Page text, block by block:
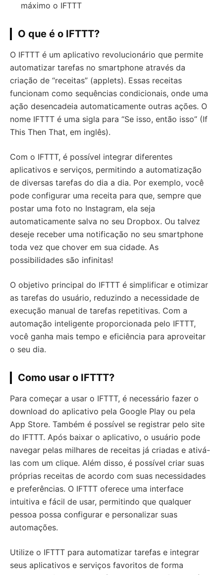
máximo o IFTTT
O que é o IFTTT?
O IFTTT é um aplicativo revolucionário que permite
automatizar tarefas no smartphone através da
criação de “receitas” (applets). Essas receitas
funcionam como sequências condicionais, onde uma
ação desencadeia automaticamente outras ações. O
nome IFTTT é uma sigla para “Se isso, então isso” (If
This Then That, em inglês).
Com o IFTTT, é possível integrar diferentes
aplicativos e serviços, permitindo a automatização
de diversas tarefas do dia a dia. Por exemplo, você
pode configurar uma receita para que, sempre que
postar uma foto no Instagram, ela seja
automaticamente salva no seu Dropbox. Ou talvez
deseje receber uma notificação no seu smartphone
toda vez que chover em sua cidade. As
possibilidades são infinitas!
O objetivo principal do IFTTT é simplificar e otimizar
as tarefas do usuário, reduzindo a necessidade de
execução manual de tarefas repetitivas. Com a
automação inteligente proporcionada pelo IFTTT,
você ganha mais tempo e eficiência para aproveitar
o seu dia.
Como usar o IFTTT?
Para começar a usar o IFTTT, é necessário fazer o
download do aplicativo pela Google Play ou pela
App Store. Também é possível se registrar pelo site
do IFTTT. Após baixar o aplicativo, o usuário pode
navegar pelas milhares de receitas já criadas e ativá-
las com um clique. Além disso, é possível criar suas
próprias receitas de acordo com suas necessidades
e preferências. O IFTTT oferece uma interface
intuitiva e fácil de usar, permitindo que qualquer
pessoa possa configurar e personalizar suas
automações.
Utilize o IFTTT para automatizar tarefas e integrar
seus aplicativos e serviços favoritos de forma